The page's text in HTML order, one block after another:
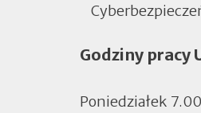
Godziny pracy
Poniedziałek